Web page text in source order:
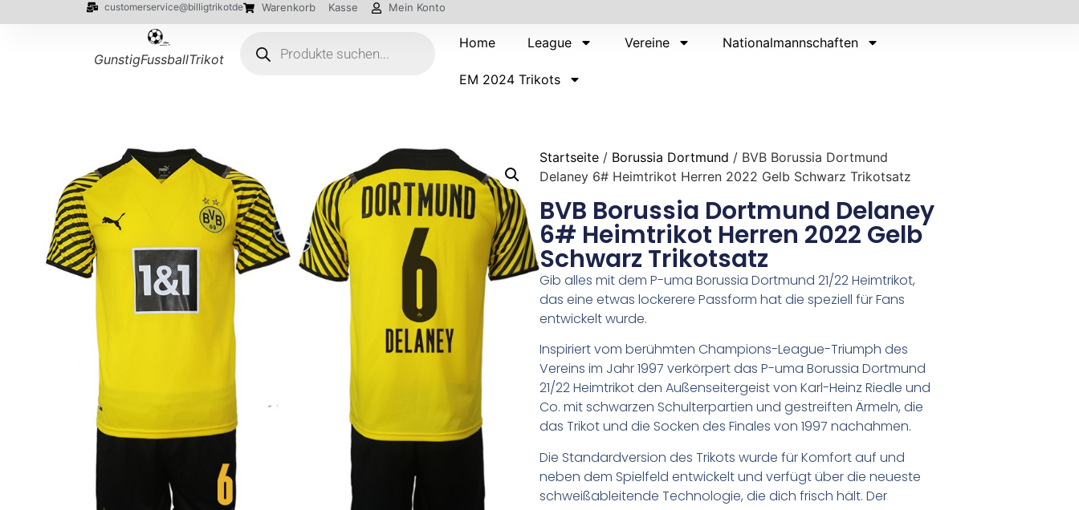
customerservice@billigtrikotde Warenkorb Kasse Mein Konto
GunstigFussballTrikot
Home League Vereine Nationalmannschaften
EM 2024 Trikots
Startseite / Borussia Dortmund / BVB Borussia Dortmund
Delaney 6# Heimtrikot Herren 2022 Gelb Schwarz Trikotsatz
BVB Borussia Dortmund Delaney
6# Heimtrikot Herren 2022 Gelb
Schwarz Trikotsatz
Gib alles mit dem P-uma Borussia Dortmund 21/22 Heimtrikot,
das eine etwas lockerere Passform hat die speziell für Fans
entwickelt wurde.
Inspiriert vom berühmten Champions-League-Triumph des
Vereins im Jahr 1997 verkörpert das P-uma Borussia Dortmund
21/22 Heimtrikot den Außenseitergeist von Karl-Heinz Riedle und
Co. mit schwarzen Schulterpartien und gestreiften Ärmeln, die
das Trikot und die Socken des Finales von 1997 nachahmen.
Die Standardversion des Trikots wurde für Komfort auf und
neben dem Spielfeld entwickelt und verfügt über die neueste
schweißableitende Technologie, die dich frisch hält. Der